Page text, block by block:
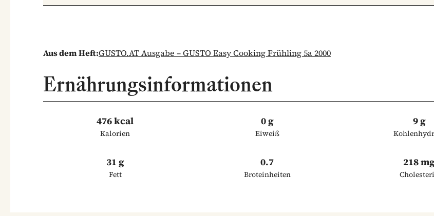
Aus dem Heft:GUSTO.AT Ausgabe – GUSTO Easy Cooking Frühling 5a 2000
Ernährungsinformationen
476 kcal
Kalorien
0 g
Eiweiß
9 g
31 g
Fett
0.7
Broteinheiten
218